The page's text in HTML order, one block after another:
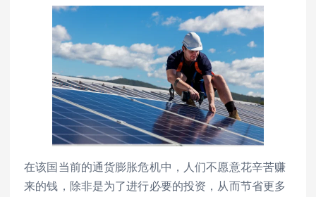
在该国当前的通货膨胀危机中，人们不愿意花辛苦赚
来的钱，除非是为了进行必要的投资，从而节省更多